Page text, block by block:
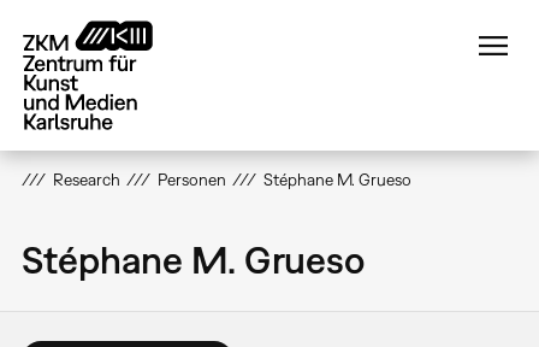
zum
Inhalt
Research Personen Stéphane M. Grueso
Stéphane M. Grueso